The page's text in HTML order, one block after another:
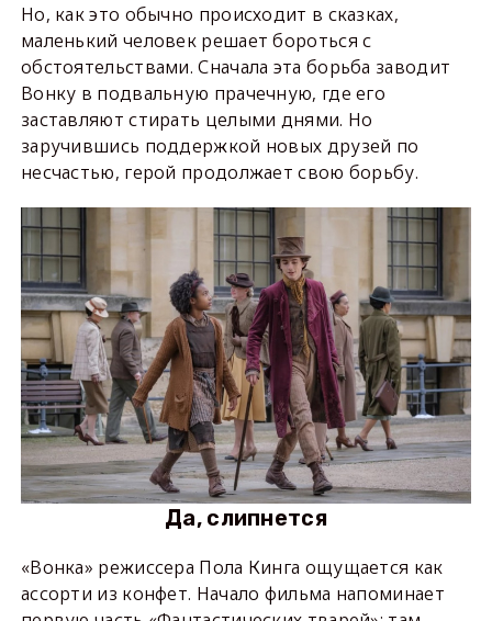
Но, как это обычно происходит в сказках,
маленький человек решает бороться с
обстоятельствами. Сначала эта борьба заводит
Вонку в подвальную прачечную, где его
заставляют стирать целыми днями. Но
заручившись поддержкой новых друзей по
несчастью, герой продолжает свою борьбу.
Да, слипнется
«Вонка» режиссера Пола Кинга ощущается как
ассорти из конфет. Начало фильма напоминает